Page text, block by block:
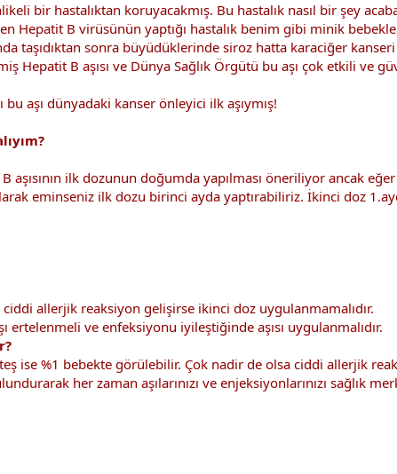
bir hastalıktan koruyacakmış. Bu hastalık nasıl bir şey
Hepatit B virüsünün yaptığı hastalık benim gibi minik
taşıdıktan sonra büyüdüklerinde siroz hatta karaciğer
Hepatit B aşısı ve Dünya Sağlık Örgütü bu aşı çok etkili ve
aşı dünyadaki kanser önleyici ilk aşıymış!
aşısının ilk dozunun doğumda yapılması öneriliyor ancak
eminseniz ilk dozu birinci ayda yaptırabiliriz. İkinci doz
allerjik reaksiyon gelişirse ikinci doz uygulanmamalıdır.
ve enfeksiyonu iyileştiğinde aşısı uygulanmalıdır.
ise %1 bebekte görülebilir. Çok nadir de olsa ciddi allerjik
her zaman aşılarınızı ve enjeksiyonlarınızı sağlık